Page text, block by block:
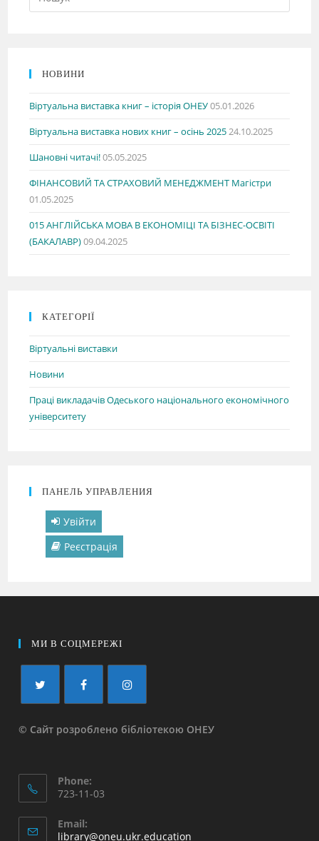
НОВИНИ
Віртуальна виставка книг – історія ОНЕУ05.01.2026
Віртуальна виставка нових книг – осінь 202524.10.2025
Шановні читачі!05.05.2025
ФІНАНСОВИЙ ТА СТРАХОВИЙ МЕНЕДЖМЕНТ Магістри
01.05.2025
015 АНГЛІЙСЬКА МОВА В ЕКОНОМІЦІ ТА БІЗНЕС-ОСВІТІ
(БАКАЛАВР)09.04.2025
КАТЕГОРІЇ
Віртуальні виставки
Новини
Праці викладачів Одеського національного економічного
університету
ПАНЕЛЬ УПРАВЛЕНИЯ
Увійти
Реєстрація
МИ В СОЦМЕРЕЖІ
© Сайт розроблено бібліотекою ОНЕУ
Phone:
723-11-03
Email:
library@oneu.ukr.education